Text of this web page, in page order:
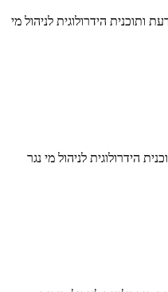
חוות דעת ותוכנית הידרולוגית לניהול מי